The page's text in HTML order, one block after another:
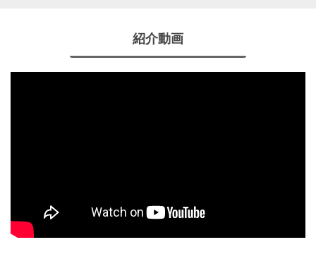
紹介動画